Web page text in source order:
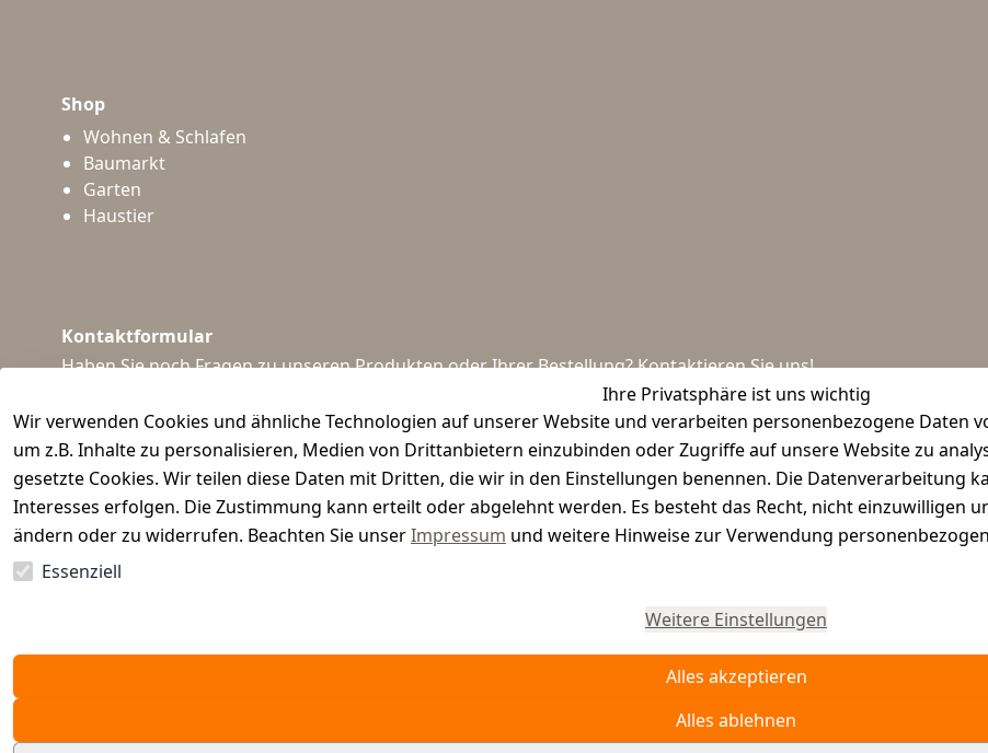
Ihre Privatsphäre ist uns wichtig
Wir verwenden Cookies und ähnliche Technologien auf unserer Website und verarbeiten personenbezogene Daten
um z.B. Inhalte zu personalisieren, Medien von Drittanbietern einzubinden oder Zugriffe auf unsere Website zu
gesetzte Cookies. Wir teilen diese Daten mit Dritten, die wir in den Einstellungen benennen. Die Datenverarbeitung
Interesses erfolgen. Die Zustimmung kann erteilt oder abgelehnt werden. Es besteht das Recht, nicht einzuwilligen
ändern oder zu widerrufen. Beachten Sie unserImpressum und weitere Hinweise zur Verwendung
Essenziell
Weitere Einstellungen
Alles akzeptieren
Alles ablehnen
Shop
Wohnen & Schlafen
Baumarkt
Garten
Haustier
Kontaktformular
Haben Sie noch Fragen zu unseren Produkten oder Ihrer Bestellung? Kontaktieren Sie uns!
support@waidmeister.de